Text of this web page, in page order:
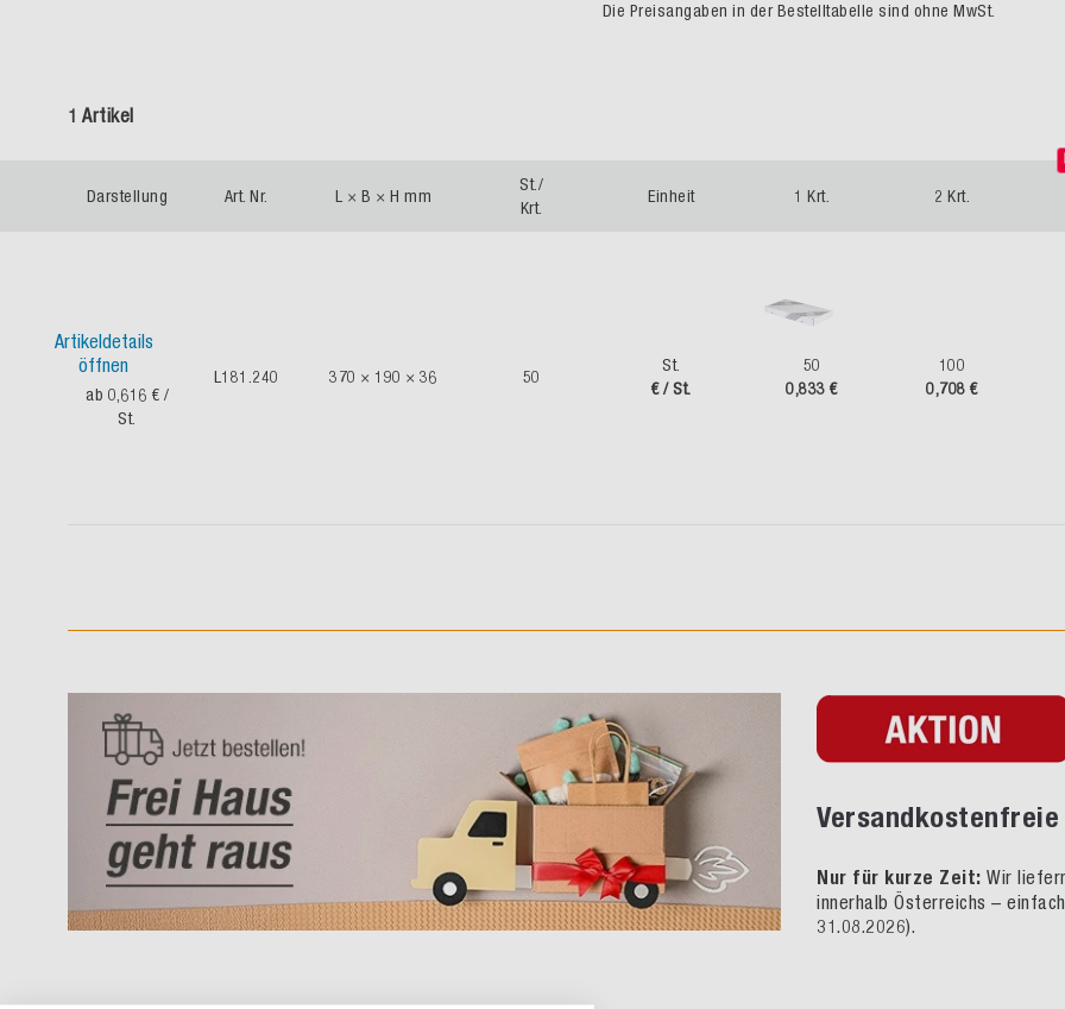
Die Preisangaben in der Bestelltabelle sind ohne MwSt.
1 Artikel
Darstellung Art. Nr. L × B × H mm
St./
Krt.
Einheit 1 Krt. 2 Krt.
Artikeldetails
öffnen
ab 0,616 € /
St.
L181.240 370 × 190 × 36 50
St.
€ / St.
50
0,833 €
100
0,708 €
Nur für kurze Zeit: Wir
innerhalb Österreichs –
31.08.2026).